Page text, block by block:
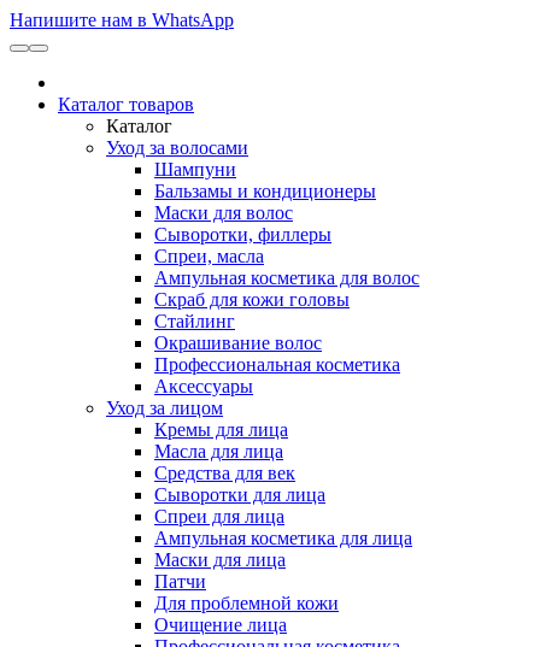
Напишите нам в WhatsApp
Каталог товаров
Каталог
Уход за волосами
Шампуни
Бальзамы и кондиционеры
Маски для волос
Сыворотки, филлеры
Спреи, масла
Ампульная косметика для волос
Скраб для кожи головы
Стайлинг
Окрашивание волос
Профессиональная косметика
Аксессуары
Уход за лицом
Кремы для лица
Масла для лица
Средства для век
Сыворотки для лица
Спреи для лица
Ампульная косметика для лица
Маски для лица
Патчи
Для проблемной кожи
Очищение лица